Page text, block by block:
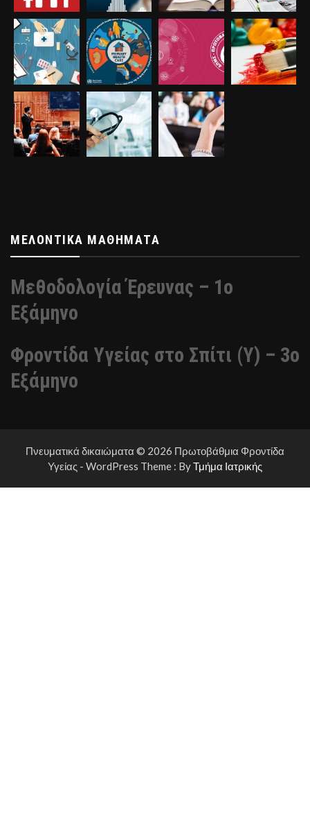
ΜΕΛΟΝΤΙΚΆ ΜΑΘΉΜΑΤΑ
Μεθοδολογία Έρευνας – 1ο
Εξάμηνο
Φροντίδα Υγείας στο Σπίτι (Υ) – 3ο
Εξάμηνο
Πνευματικά δικαιώματα © 2026 Πρωτοβάθμια Φροντίδα
Υγείας - WordPress Theme : ByΤμήμα Ιατρικής